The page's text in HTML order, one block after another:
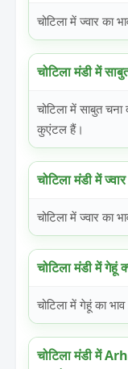
चोटिला में ज्वार
चोटिला मंडी में
चोटिला में साबुत
कुएंटल हैं।
चोटिला मंडी में
चोटिला में ज्वार
चोटिला मंडी में गेहूं
चोटिला में गेहूं का
चोटिला मंडी में